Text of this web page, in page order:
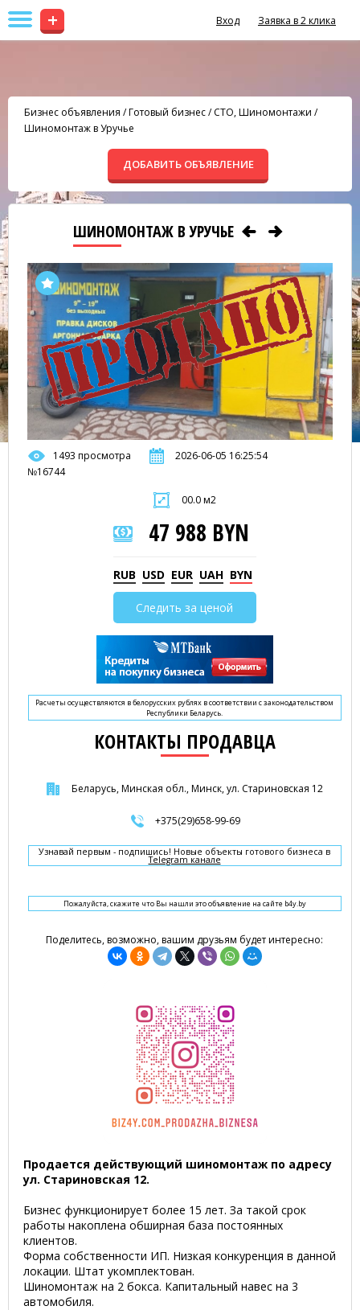
+ Вход Заявка в 2 клика
Бизнес объявления /Готовый бизнес/СТО, Шиномонтажи /
Шиномонтаж в Уручье
ДОБАВИТЬ ОБЪЯВЛЕНИЕ
ШИНОМОНТАЖ В УРУЧЬЕ
1493 просмотра
2026-06-05 16:25:54
№16744
00.0 м2
47 988 BYN
RUB USD EUR UAH BYN
Следить за ценой
Расчеты осуществляются в белорусских рублях в соответствии с законодательством
Республики Беларусь.
КОНТАКТЫ ПРОДАВЦА
Беларусь, Минская обл., Минск, ул. Стариновская 12
+375(29)658-99-69
Узнавай первым - подпишись! Новые объекты готового бизнеса в
Telegram канале
Пожалуйста, скажите что Вы нашли это объявление на сайте b4y.by
Поделитесь, возможно, вашим друзьям будет интересно:
Продается действующий шиномонтаж по адресу
ул. Стариновская 12.
Бизнес функционирует более 15 лет. За такой срок
работы накоплена обширная база постоянных
клиентов.
Форма собственности ИП. Низкая конкуренция в данной
локации. Штат укомплектован.
Шиномонтаж на 2 бокса. Капитальный навес на 3
автомобиля.